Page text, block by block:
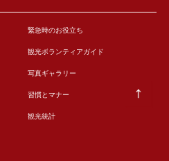
緊急時のお役立ち
観光ボランティアガイド
写真ギャラリー
習慣とマナー
観光統計